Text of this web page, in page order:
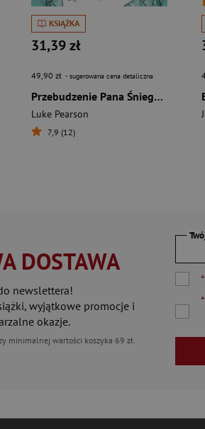
KSIĄŻKA
31,39 zł
49,90 zł - sugerowana cena detaliczna
Przebudzenie Pana Śniegu. Hilda i Rożek
Luke Pearson
7,9 (12)
DOSTAWA
newslettera!
wyjątkowe promocje i
okazje.
minimalnej wartości koszyka 69 zł.
*
*